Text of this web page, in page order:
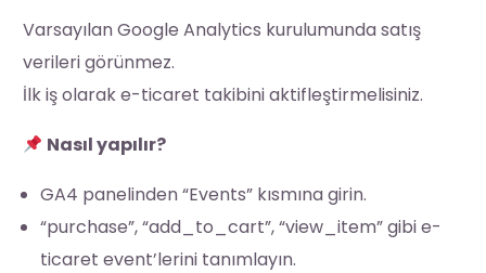
Varsayılan Google Analytics kurulumunda satış
verileri görünmez.
İlk iş olarak e-ticaret takibini aktifleştirmelisiniz.
Nasıl yapılır?
GA4 panelinden “Events” kısmına girin.
“purchase”, “add_to_cart”, “view_item” gibi e-
ticaret event’lerini tanımlayın.